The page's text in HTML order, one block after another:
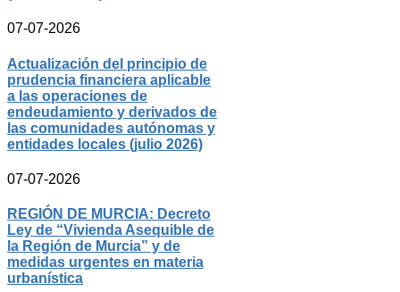
07-07-2026
Actualización del principio de
prudencia financiera aplicable
a las operaciones de
endeudamiento y derivados de
las comunidades autónomas y
entidades locales (julio 2026)
07-07-2026
REGIÓN DE MURCIA: Decreto
Ley de “Vivienda Asequible de
la Región de Murcia” y de
medidas urgentes en materia
urbanística